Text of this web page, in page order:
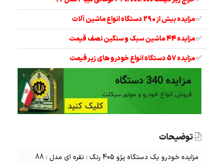
✅مزایده بیش از 290 دستگاه انواع ماشین آلات
✅مزایده 44 ماشین سبک و سنگین نصف قیمت
✅مزایده 57 دستگاه انواع خودرو های زیر قیمت
توضیحات
مزایده خودرو یک دستگاه پژو 405 رنگ : نقره ای مدل : 88